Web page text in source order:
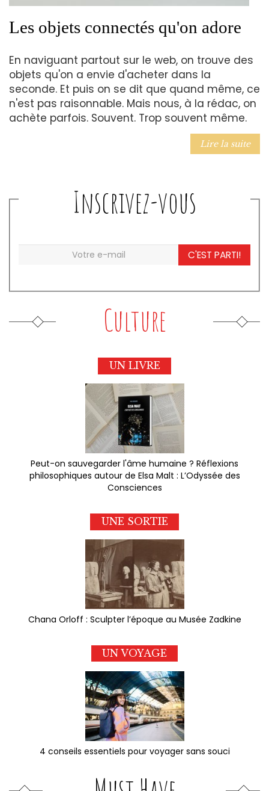
Les objets connectés qu'on adore
En naviguant partout sur le web, on trouve des
objets qu'on a envie d'acheter dans la
seconde. Et puis on se dit que quand même, ce
n'est pas raisonnable. Mais nous, à la rédac, on
achète parfois. Souvent. Trop souvent même.
Lire la suite
Inscrivez-vous
C'EST PARTI!
Culture
UN LIVRE
Peut-on sauvegarder l'âme humaine ? Réflexions
philosophiques autour de Elsa Malt : L’Odyssée des
Consciences
UNE SORTIE
Chana Orloff : Sculpter l’époque au Musée Zadkine
UN VOYAGE
4 conseils essentiels pour voyager sans souci